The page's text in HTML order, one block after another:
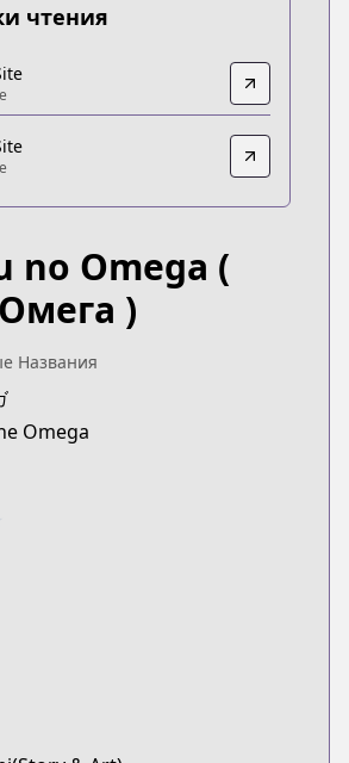
чтения
read/manga/
book/b633247.html
no Omega (
)
Названия
Omega